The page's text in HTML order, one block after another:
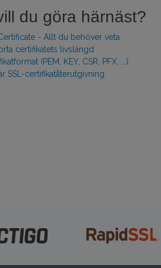
du göra härnäst?
- Allt du behöver veta
certifikatets livslängd
(PEM, KEY, CSR, PFX, ...)
SSL-certifikatåterutgivning